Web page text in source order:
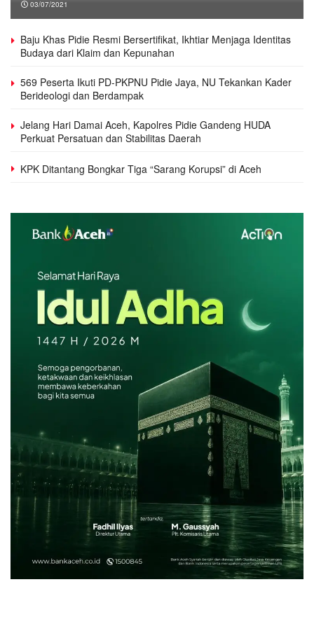
03/07/2021
Baju Khas Pidie Resmi Bersertifikat, Ikhtiar Menjaga Identitas
Budaya dari Klaim dan Kepunahan
569 Peserta Ikuti PD-PKPNU Pidie Jaya, NU Tekankan Kader
Berideologi dan Berdampak
Jelang Hari Damai Aceh, Kapolres Pidie Gandeng HUDA
Perkuat Persatuan dan Stabilitas Daerah
KPK Ditantang Bongkar Tiga “Sarang Korupsi” di Aceh